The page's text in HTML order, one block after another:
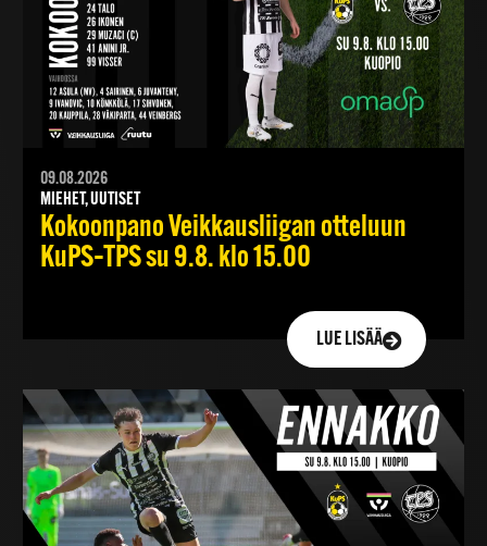
09.08.2026
MIEHET, UUTISET
Kokoonpano Veikkausliigan otteluun
KuPS–TPS su 9.8. klo 15.00
LUE LISÄÄ